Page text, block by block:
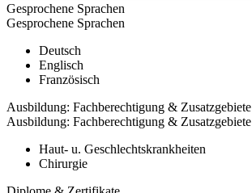
Gesprochene Sprachen
Gesprochene Sprachen
Deutsch
Englisch
Französisch
Ausbildung: Fachberechtigung & Zusatzgebiete
Ausbildung: Fachberechtigung & Zusatzgebiete
Haut- u. Geschlechtskrankheiten
Chirurgie